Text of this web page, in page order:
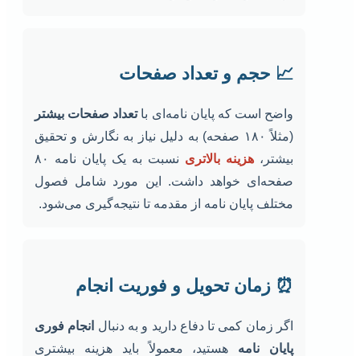
📈 حجم و تعداد صفحات
واضح است که پایان نامه‌ای باتعداد صفحات بیشتر
(مثلاً ۱۸۰ صفحه) به دلیل نیاز به نگارش و تحقیق
بیشتر، هزینه بالاتری
نسبت به یک پایان نامه ۸۰
صفحه‌ای خواهد داشت. این مورد شامل فصول
مختلف پایان نامه از مقدمه تا نتیجه‌گیری می‌شود.
⏰ زمان تحویل و فوریت انجام
اگر زمان کمی تا دفاع دارید و به دنبال انجام فوری
پایان نامه هستید، معمولاً باید هزینه بیشتری